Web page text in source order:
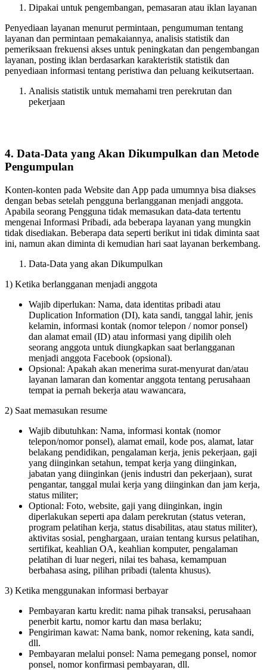
Dipakai untuk pengembangan, pemasaran atau iklan layanan
Penyediaan layanan menurut permintaan, pengumuman tentang
layanan dan permintaan pemakaiannya, analisis statistik dan
pemeriksaan frekuensi akses untuk peningkatan dan pengembangan
layanan, posting iklan berdasarkan karakteristik statistik dan
penyediaan informasi tentang peristiwa dan peluang keikutsertaan.
Analisis statistik untuk memahami tren perekrutan dan
pekerjaan
4. Data-Data yang Akan Dikumpulkan dan Metode
Pengumpulan
Konten-konten pada Website dan App pada umumnya bisa diakses
dengan bebas setelah pengguna berlangganan menjadi anggota.
Apabila seorang Pengguna tidak memasukan data-data tertentu
mengenai Informasi Pribadi, ada beberapa layanan yang mungkin
tidak disediakan. Beberapa data seperti berikut ini tidak diminta saat
ini, namun akan diminta di kemudian hari saat layanan berkembang.
Data-Data yang akan Dikumpulkan
1) Ketika berlangganan menjadi anggota
Wajib diperlukan: Nama, data identitas pribadi atau
Duplication Information (DI), kata sandi, tanggal lahir, jenis
kelamin, informasi kontak (nomor telepon / nomor ponsel)
dan alamat email (ID) atau informasi yang dipilih oleh
seorang anggota untuk diungkapkan saat berlangganan
menjadi anggota Facebook (opsional).
Opsional: Apakah akan menerima surat-menyurat dan/atau
layanan lamaran dan komentar anggota tentang perusahaan
tempat ia pernah bekerja atau wawancara,
2) Saat memasukan resume
Wajib dibutuhkan: Nama, informasi kontak (nomor
telepon/nomor ponsel), alamat email, kode pos, alamat, latar
belakang pendidikan, pengalaman kerja, jenis pekerjaan, gaji
yang diinginkan setahun, tempat kerja yang diinginkan,
jabatan yang diinginkan (jenis industri dan pekerjaan), surat
pengantar, tanggal mulai kerja yang diinginkan dan jam kerja,
status militer;
Optional: Foto, website, gaji yang diinginkan, ingin
diperlakukan seperti apa dalam perekrutan (status veteran,
program pelatihan kerja, status disabilitas, atau status militer),
aktivitas sosial, penghargaan, uraian tentang kursus pelatihan,
sertifikat, keahlian OA, keahlian komputer, pengalaman
pelatihan di luar negeri, nilai tes bahasa, kemampuan
berbahasa asing, pilihan pribadi (talenta khusus).
3) Ketika menggunakan informasi berbayar
Pembayaran kartu kredit: nama pihak transaksi, perusahaan
penerbit kartu, nomor kartu dan masa berlaku;
Pengiriman kawat: Nama bank, nomor rekening, kata sandi,
dll.
Pembayaran melalui ponsel: Nama pemegang ponsel, nomor
ponsel, nomor konfirmasi pembayaran, dll.